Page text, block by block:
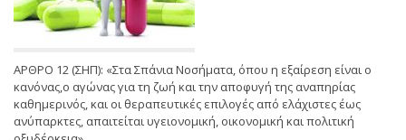
ΑΡΘΡΟ 12 (ΣΗΠ): «Στα Σπάνια Νοσήματα, όπου η εξαίρεση είναι ο
κανόνας,ο αγώνας για τη ζωή και την αποφυγή της αναπηρίας
καθημερινός, και οι θεραπευτικές επιλογές από ελάχιστες έως
ανύπαρκτες, απαιτείται υγειονομική, οικονομική και πολιτική